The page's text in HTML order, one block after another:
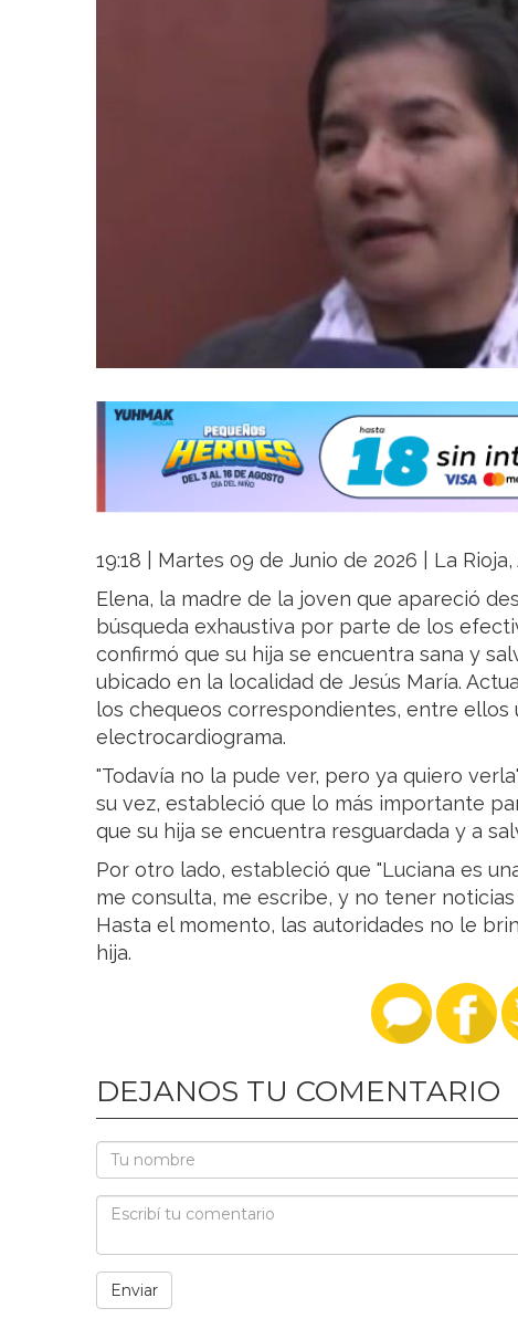
19:18 | Martes 09 de Junio de 2026 | La
Elena, la madre de la joven que apareció
búsqueda exhaustiva por parte de los
confirmó que su hija se encuentra sana y
ubicado en la localidad de Jesús María.
los chequeos correspondientes, entre ellos
electrocardiograma.
"Todavía no la pude ver, pero ya quiero
su vez, estableció que lo más importante
que su hija se encuentra resguardada y a
Por otro lado, estableció que "Luciana es
me consulta, me escribe, y no tener
Hasta el momento, las autoridades no le
hija.
DEJANOS TU COMENTARIO